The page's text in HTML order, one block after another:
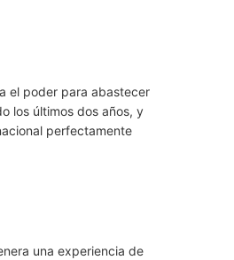
el poder para abastecer
los últimos dos años, y
perfectamente
una experiencia de